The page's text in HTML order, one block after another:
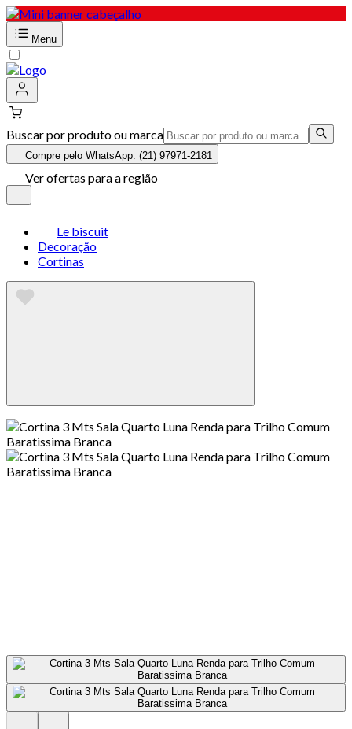
Menu
Buscar por produto ou marca
Compre pelo WhatsApp: (21) 97971-2181
Ver ofertas para a região
Le biscuit
Decoração
Cortinas